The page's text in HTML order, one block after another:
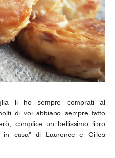
li ho sempre comprati al
di voi abbiano sempre fatto
complice un bellissimo libro
in casa" di Laurence e Gilles